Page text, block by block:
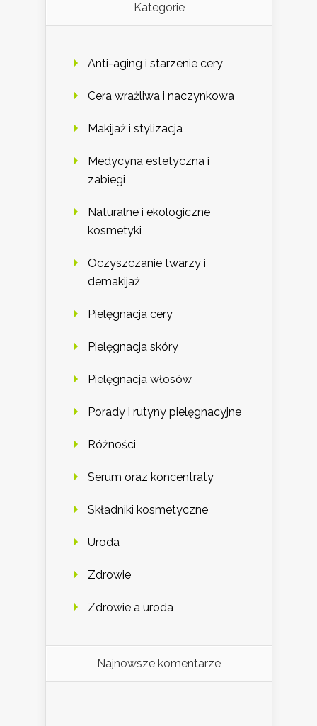
Kategorie
Anti-aging i starzenie cery
Cera wrażliwa i naczynkowa
Makijaż i stylizacja
Medycyna estetyczna i
zabiegi
Naturalne i ekologiczne
kosmetyki
Oczyszczanie twarzy i
demakijaż
Pielęgnacja cery
Pielęgnacja skóry
Pielęgnacja włosów
Porady i rutyny pielęgnacyjne
Różności
Serum oraz koncentraty
Składniki kosmetyczne
Uroda
Zdrowie
Zdrowie a uroda
Najnowsze komentarze